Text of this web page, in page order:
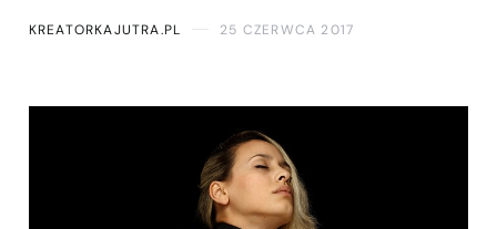
KREATORKAJUTRA.PL 25 CZERWCA 2017